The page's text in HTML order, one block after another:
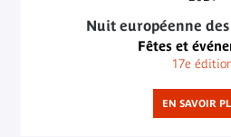
Nuit européenne des
Fêtes et
17e
EN SAVOIR